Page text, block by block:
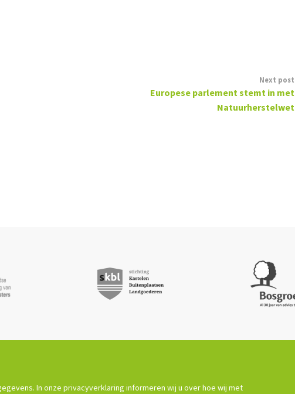
Next post
Europese parlement stemt in met
Natuurherstelwet
In onze privacyverklaring informeren wij u over hoe wij met